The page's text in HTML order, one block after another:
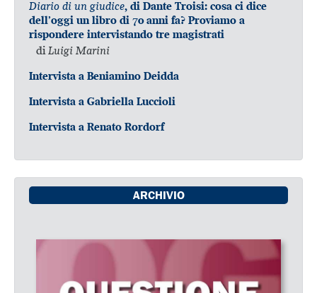
Diario di un giudice, di Dante Troisi: cosa ci dice
dell’oggi un libro di 70 anni fa? Proviamo a
rispondere intervistando tre magistrati
diLuigi Marini
Intervista a Beniamino Deidda
Intervista a Gabriella Luccioli
Intervista a Renato Rordorf
ARCHIVIO